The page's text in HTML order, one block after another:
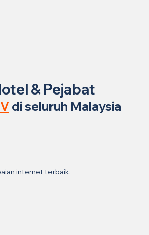
& Pejabat
di seluruh Malaysia
internet terbaik.